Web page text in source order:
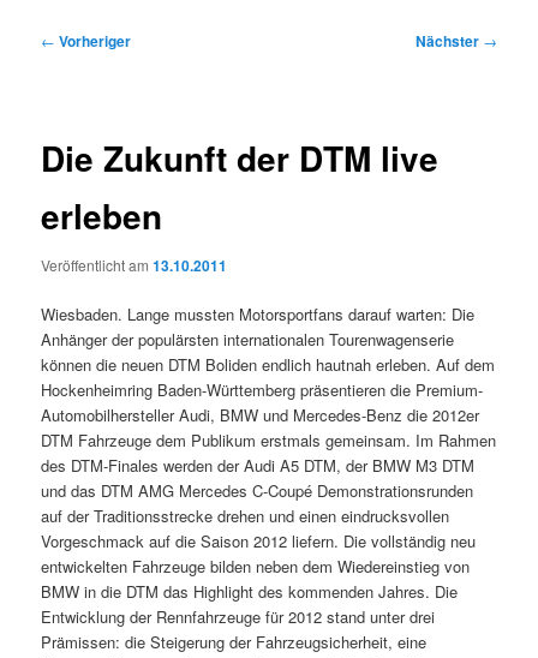
Beitragsnavigation
← Vorheriger Nächster →
Die Zukunft der DTM live
erleben
Veröffentlicht am13.10.2011
Wiesbaden. Lange mussten Motorsportfans darauf warten: Die
Anhänger der populärsten internationalen Tourenwagenserie
können die neuen DTM Boliden endlich hautnah erleben. Auf dem
Hockenheimring Baden-Württemberg präsentieren die Premium-
Automobilhersteller Audi, BMW und Mercedes-Benz die 2012er
DTM Fahrzeuge dem Publikum erstmals gemeinsam. Im Rahmen
des DTM-Finales werden der Audi A5 DTM, der BMW M3 DTM
und das DTM AMG Mercedes C-Coupé Demonstrationsrunden
auf der Traditionsstrecke drehen und einen eindrucksvollen
Vorgeschmack auf die Saison 2012 liefern. Die vollständig neu
entwickelten Fahrzeuge bilden neben dem Wiedereinstieg von
BMW in die DTM das Highlight des kommenden Jahres. Die
Entwicklung der Rennfahrzeuge für 2012 stand unter drei
Prämissen: die Steigerung der Fahrzeugsicherheit, eine